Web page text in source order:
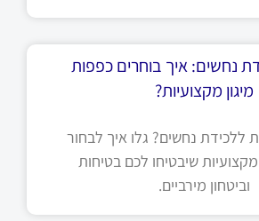
נחשים: איך בוחרים כפפות
מיגון מקצועיות?
ללכידת נחשים? גלו איך לבחור
שיבטיחו לכם בטיחות
וביטחון מירביים.